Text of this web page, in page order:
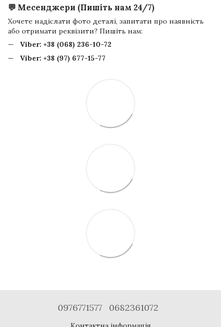
💬 Месенджери (Пишіть нам 24/7)
Хочете надіслати фото деталі, запитати про наявність
або отримати реквізити? Пишіть нам:
Viber: +38 (068) 236-10-72
Viber: +38 (97) 677-15-77
0976771577 0682361072